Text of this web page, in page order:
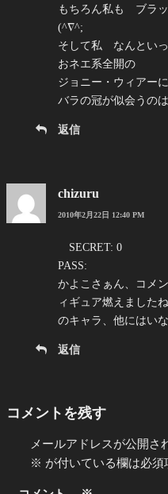
もちろん私も ブラッ
(^∇^;ゞ
そして私 なんとい
おネエ系全開の
ジョニー・ウィアー
バラの冠が似会うの
返信
chizuru
2010年2月22日 12:40 PM
SECRET: 0
PASS:
かよこさぁん、コメ
ィギュア燃えました
のキャラ、他にはい
返信
コメントを残す
メールアドレスが公開さ
※ が付いている欄は必須